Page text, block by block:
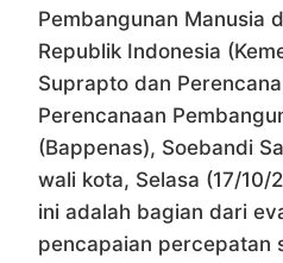
Pembangunan Manusia
Republik Indonesia
Suprapto dan
Perencanaan
(Bappenas), Soebandi
wali kota, Selasa (17/10/
ini adalah bagian dari
pencapaian percepatan